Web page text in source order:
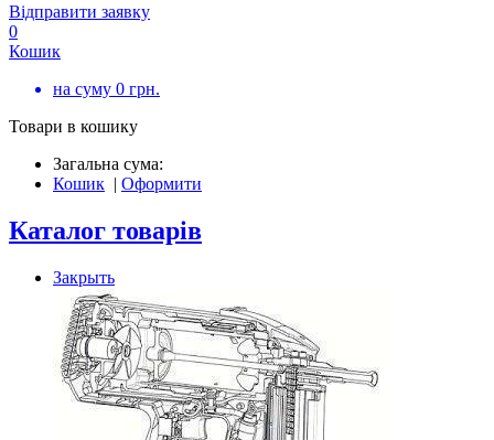
Відправити заявку
0
Кошик
на суму 0 грн.
Товари в кошику
Загальна сума:
Кошик | Оформити
Каталог товарів
Закрыть